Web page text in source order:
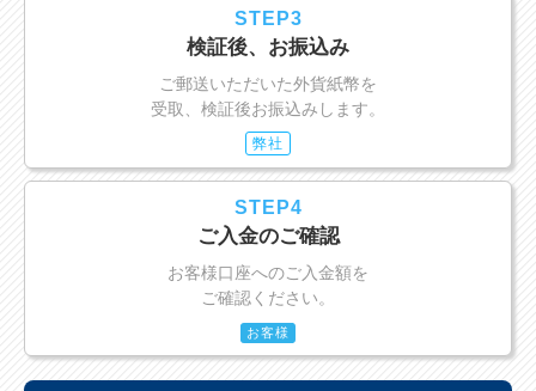
STEP3
検証後、お振込み
ご郵送いただいた外貨紙幣を
受取、検証後お振込みします。
弊社
STEP4
ご入金のご確認
お客様口座へのご入金額を
ご確認ください。
お客様